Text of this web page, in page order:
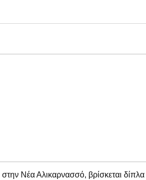
Νέα Αλικαρνασσό, βρίσκεται δίπλα